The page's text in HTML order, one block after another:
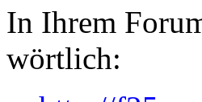
In Ihrem
wörtlich: